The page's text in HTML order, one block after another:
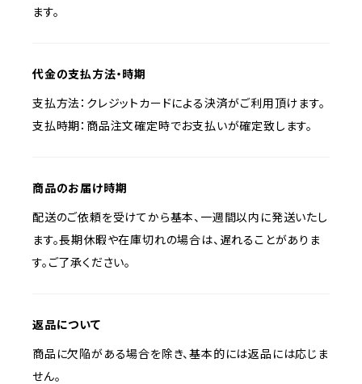
ます。
代金の支払方法・時期
支払方法：クレジットカードによる決済がご利用頂けます。
支払時期：商品注文確定時でお支払いが確定致します。
商品のお届け時期
配送のご依頼を受けてから基本、一週間以内に発送いたし
ます。長期休暇や在庫切れの場合は、遅れることがありま
す。ご了承ください。
返品について
商品に欠陥がある場合を除き、基本的には返品には応じま
せん。